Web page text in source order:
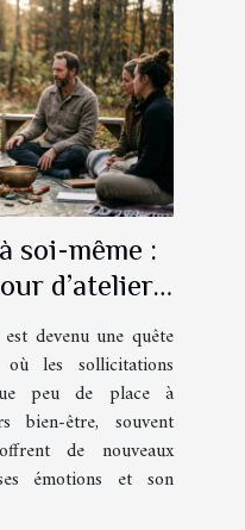
soi-même :
d’ateliers
devenu une quête
les sollicitations
peu de place à
bien-être, souvent
de nouveaux
émotions et son